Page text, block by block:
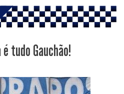
tudo Gauchão!